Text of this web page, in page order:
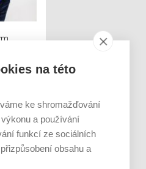
na této
ke shromažďování
a používání
funkcí ze sociálních
obsahu a